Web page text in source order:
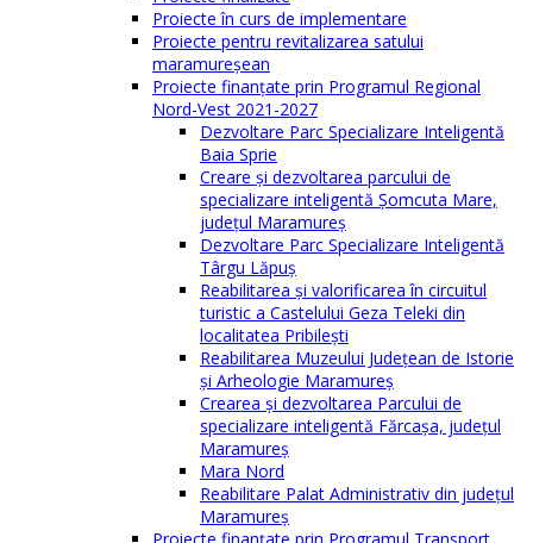
Proiecte în curs de implementare
Proiecte pentru revitalizarea satului
maramureşean
Proiecte finanțate prin Programul Regional
Nord-Vest 2021-2027
Dezvoltare Parc Specializare Inteligentă
Baia Sprie
Creare și dezvoltarea parcului de
specializare inteligentă Șomcuta Mare,
județul Maramureș
Dezvoltare Parc Specializare Inteligentă
Târgu Lăpuș
Reabilitarea și valorificarea în circuitul
turistic a Castelului Geza Teleki din
localitatea Pribilești
Reabilitarea Muzeului Județean de Istorie
și Arheologie Maramureș
Crearea și dezvoltarea Parcului de
specializare inteligentă Fărcașa, județul
Maramureș
Mara Nord
Reabilitare Palat Administrativ din județul
Maramureș